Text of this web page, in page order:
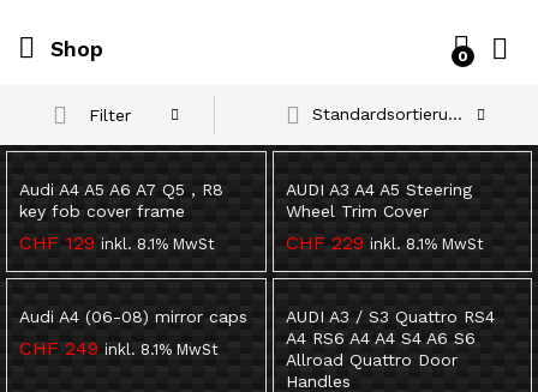
Shop 0
Filter Standardsortierung
Audi A4 A5 A6 A7 Q5 , R8
key fob cover frame
CHF 129 inkl. 8.1% MwSt
AUDI A3 A4 A5 Steering
Wheel Trim Cover
CHF229 inkl. 8.1% MwSt
Audi A4 (06-08) mirror caps
CHF 249 inkl. 8.1% MwSt
AUDI A3 / S3 Quattro RS4
A4 RS6 A4 A4 S4 A6 S6
Allroad Quattro Door
Handles